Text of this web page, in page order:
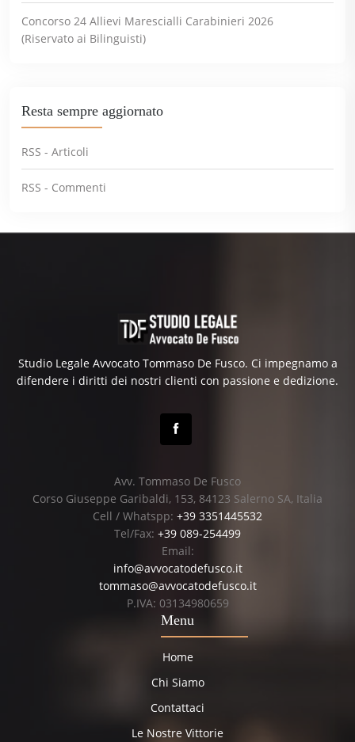
Concorso 24 Allievi Marescialli Carabinieri 2026
(Riservato ai Bilinguisti)
Resta sempre aggiornato
RSS - Articoli
RSS - Commenti
Studio Legale Avvocato Tommaso De Fusco. Ci impegnamo a
difendere i diritti dei nostri clienti con passione e dedizione.
Avv. Tommaso De Fusco
Corso Giuseppe Garibaldi, 153, 84123 Salerno SA, Italia
Cell / Whatspp: +39 3351445532
Tel/Fax: +39 089-254499
Email:
info@avvocatodefusco.it
tommaso@avvocatodefusco.it
P.IVA: 03134980659
Menu
Home
Chi Siamo
Contattaci
Le Nostre Vittorie